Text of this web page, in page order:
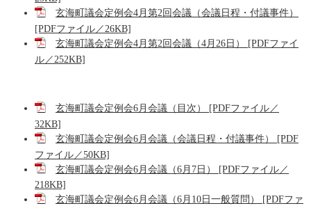
玄海町議会定例会4月第2回会議（会議日程・付議事件）
[PDFファイル／26KB]
玄海町議会定例会4月第2回会議（4月26日） [PDFファイ
ル／252KB]
玄海町議会定例会6月会議（目次） [PDFファイル／
32KB]
玄海町議会定例会6月会議（会議日程・付議事件） [PDF
ファイル／50KB]
玄海町議会定例会6月会議（6月7日） [PDFファイル／
218KB]
玄海町議会定例会6月会議（6月10日一般質問） [PDFファ